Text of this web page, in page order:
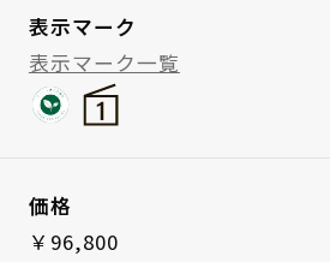
表示マーク
表示マーク一覧
価格
￥96,800